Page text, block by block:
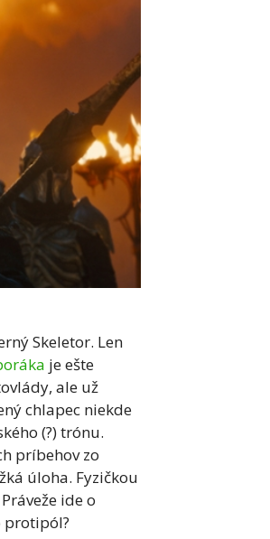
Skeletor. Len
je ešte
ale už
chlapec niekde
(?) trónu.
príbehov zo
úloha. Fyzičkou
ide o
protipól?